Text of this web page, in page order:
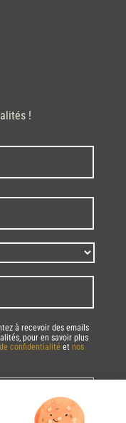
!
Last
à recevoir des emails
pour en savoir plus
confidentialité et nos